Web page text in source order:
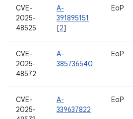
CVE-
2025-
48525
A-
391895151
[2]
EoP
CVE-
2025-
48572
A-
385736540
EoP
CVE-
2025-
A-
339637822
EoP